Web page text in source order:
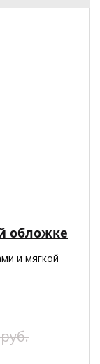
обложке
и мягкой
руб.